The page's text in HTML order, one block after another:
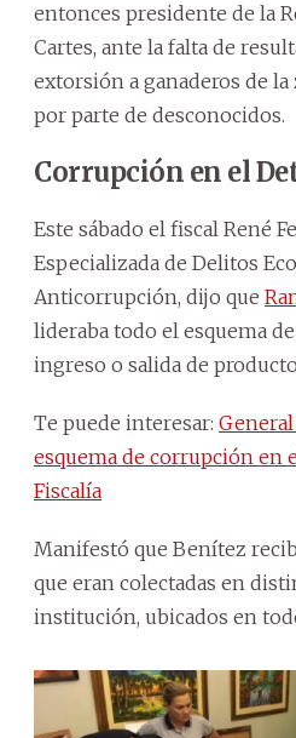
entonces presidente de la
Cartes, ante la falta de
extorsión a ganaderos de
por parte de desconocidos.
Corrupción en el
Este sábado el fiscal René
Especializada de Delitos
Anticorrupción, dijo que
lideraba todo el esquema
ingreso o salida de
Te puede interesar:
esquema de corrupción en
Fiscalía
Manifestó que Benítez
que eran colectadas en
institución, ubicados en